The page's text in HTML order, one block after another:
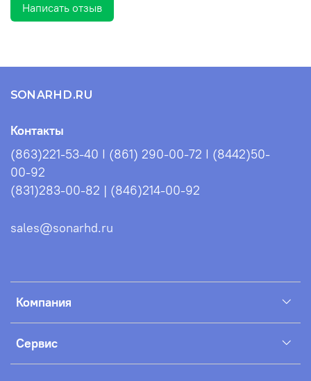
Написать отзыв
SONARHD.RU
Компания
Сервис
Контакты
(863)221-53-40 I (861) 290-00-72 I (8442)50-
00-92
(831)283-00-82 | (846)214-00-92
sales@sonarhd.ru